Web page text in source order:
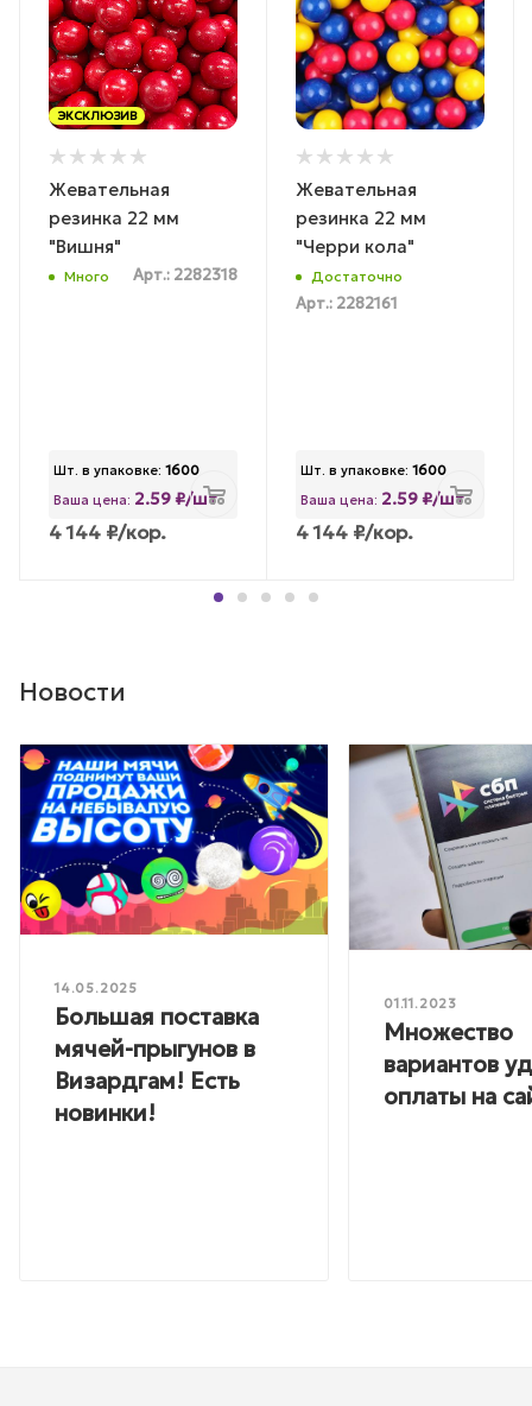
ЭКСКЛЮЗИВ
Жевательная
резинка 22 мм
"Вишня"
Много Арт.: 2282318
Шт. в упаковке: 1600
Ваша цена: 2.59 ₽/шт
4 144 ₽/кор.
Жевательная
резинка 22 мм
"Черри кола"
Достаточно
Арт.: 2282161
Шт. в упаковке: 1600
Ваша цена: 2.59 ₽/шт
4 144 ₽/кор.
Новости
14.05.2025
Большая поставка
мячей-прыгунов в
Визардгам! Есть
новинки!
01.11.2023
Множество
вариантов
оплаты на